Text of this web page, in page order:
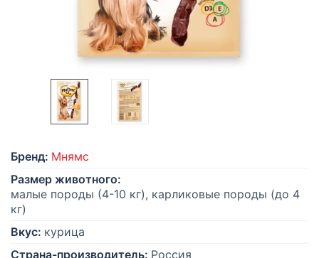
Бренд: Мнямс
Размер животного:
малые породы (4-10 кг), карликовые породы (до 4
кг)
Вкус: курица
Страна-производитель: Россия